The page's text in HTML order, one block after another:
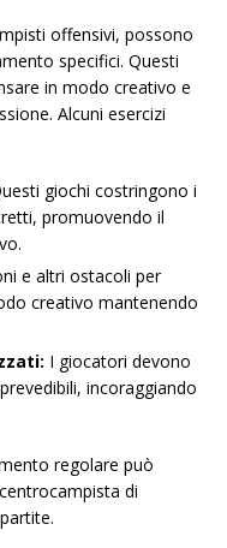
offensivi, possono
specifici. Questi
in modo creativo e
Alcuni esercizi
giochi costringono i
promuovendo il
e altri ostacoli per
creativo mantenendo
I giocatori devono
incoraggiando
regolare può
di